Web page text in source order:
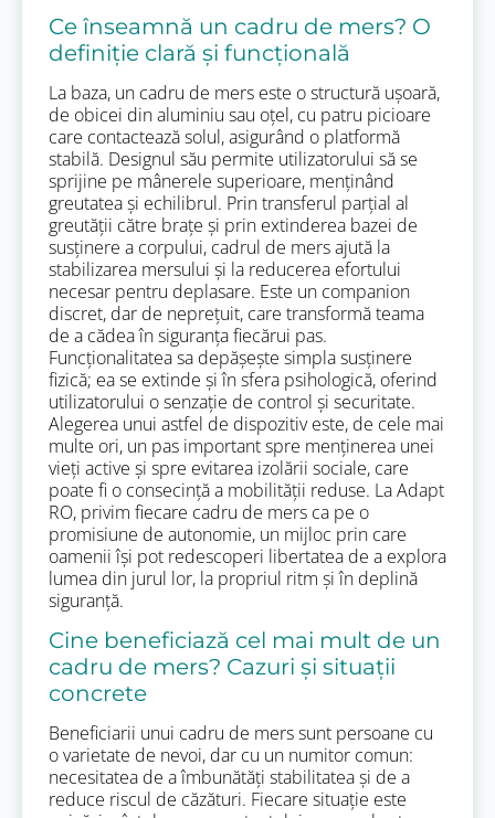
Ce înseamnă un cadru de mers? O
definiție clară și funcțională
La baza, un cadru de mers este o structură ușoară,
de obicei din aluminiu sau oțel, cu patru picioare
care contactează solul, asigurând o platformă
stabilă. Designul său permite utilizatorului să se
sprijine pe mânerele superioare, menținând
greutatea și echilibrul. Prin transferul parțial al
greutății către brațe și prin extinderea bazei de
susținere a corpului, cadrul de mers ajută la
stabilizarea mersului și la reducerea efortului
necesar pentru deplasare. Este un companion
discret, dar de neprețuit, care transformă teama
de a cădea în siguranța fiecărui pas.
Funcționalitatea sa depășește simpla susținere
fizică; ea se extinde și în sfera psihologică, oferind
utilizatorului o senzație de control și securitate.
Alegerea unui astfel de dispozitiv este, de cele mai
multe ori, un pas important spre menținerea unei
vieți active și spre evitarea izolării sociale, care
poate fi o consecință a mobilității reduse. La Adapt
RO, privim fiecare cadru de mers ca pe o
promisiune de autonomie, un mijloc prin care
oamenii își pot redescoperi libertatea de a explora
lumea din jurul lor, la propriul ritm și în deplină
siguranță.
Cine beneficiază cel mai mult de un
cadru de mers? Cazuri și situații
concrete
Beneficiarii unui cadru de mers sunt persoane cu
o varietate de nevoi, dar cu un numitor comun:
necesitatea de a îmbunătăți stabilitatea și de a
reduce riscul de căzături. Fiecare situație este